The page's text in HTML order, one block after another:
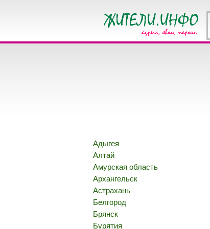
Адыгея
Алтай
Амурская область
Архангельск
Астрахань
Белгород
Брянск
Бурятия